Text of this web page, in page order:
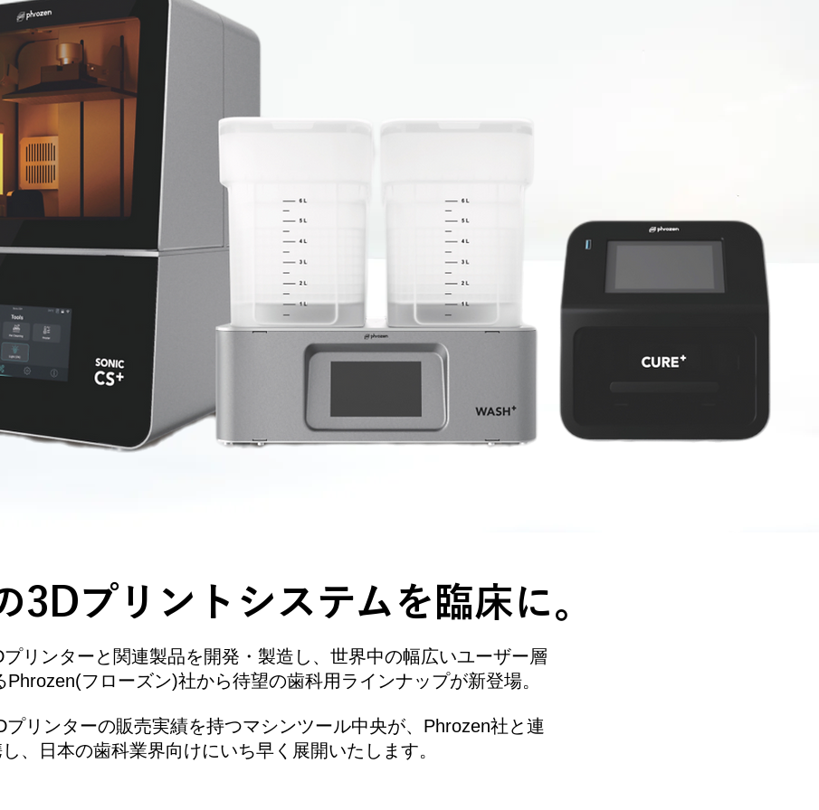
3Dプリントシステムを臨床に。
リンターと関連製品を開発・製造し、世界中の幅広いユーザー層
Phrozen(フローズン)社から待望の歯科用ラインナップが新登場。
プリンターの販売実績を持つマシンツール中央が、Phrozen社と連
、日本の歯科業界向けにいち早く展開いたします。